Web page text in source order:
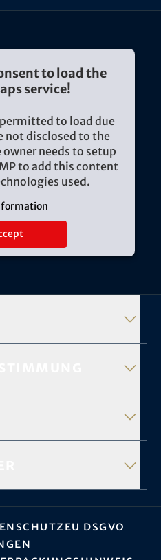
to load the
service!
to load due
not disclosed to the
needs to setup
to add this content
used.
EU DSGVO